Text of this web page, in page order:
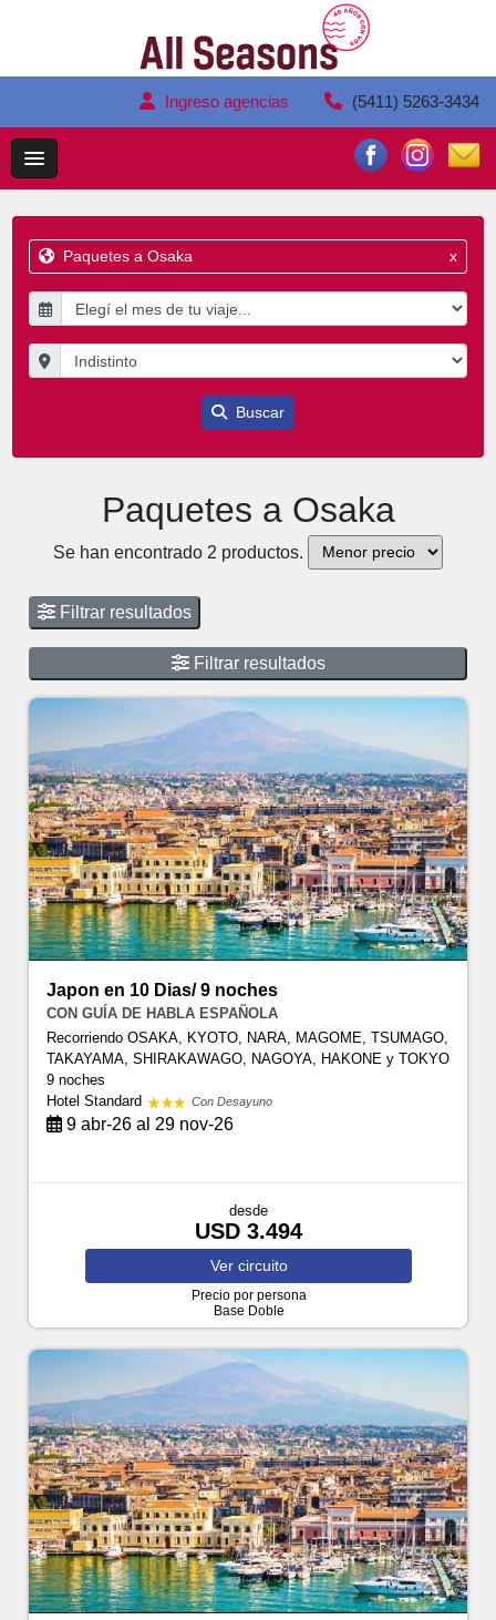
Ingreso agencias (5411) 5263-3434
Paquetes a Osaka x
Buscar
Paquetes a Osaka
Se han encontrado 2 productos.
Filtrar resultados
Filtrar resultados
Japon en 10 Dias/ 9 noches
CON GUÍA DE HABLA ESPAÑOLA
Recorriendo OSAKA, KYOTO, NARA, MAGOME, TSUMAGO,
TAKAYAMA, SHIRAKAWAGO, NAGOYA, HAKONE y TOKYO
9 noches
Hotel Standard
Con Desayuno
9 abr-26 al 29 nov-26
desde
USD 3.494
Ver circuito
Precio por persona
Base Doble